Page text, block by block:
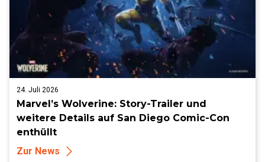
24. Juli 2026
Marvel’s Wolverine: Story-Trailer und
weitere Details auf San Diego Comic-Con
enthüllt
Zur News